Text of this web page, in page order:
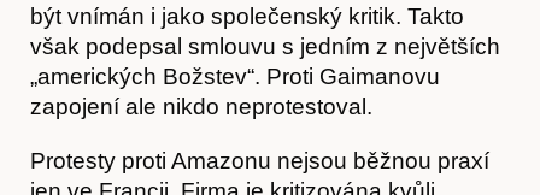
být vnímán i jako společenský kritik. Takto
však podepsal smlouvu s jedním z největších
„amerických Božstev“. Proti Gaimanovu
zapojení ale nikdo neprotestoval.
Protesty proti Amazonu nejsou běžnou praxí